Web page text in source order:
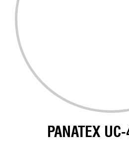
PANATEX